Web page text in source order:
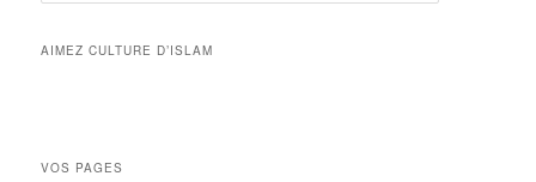
AIMEZ CULTURE D’ISLAM
VOS PAGES